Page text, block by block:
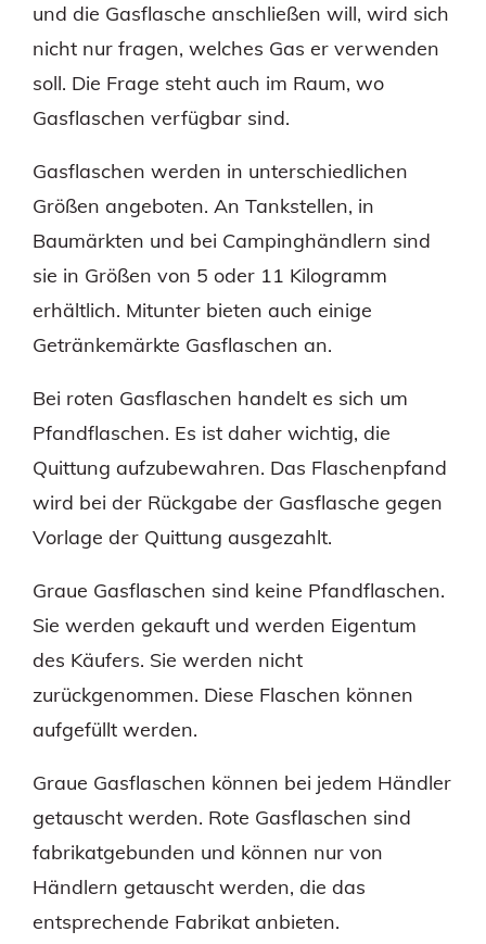
und die Gasflasche anschließen will, wird sich
nicht nur fragen, welches Gas er verwenden
soll. Die Frage steht auch im Raum, wo
Gasflaschen verfügbar sind.
Gasflaschen werden in unterschiedlichen
Größen angeboten. An Tankstellen, in
Baumärkten und bei Campinghändlern sind
sie in Größen von 5 oder 11 Kilogramm
erhältlich. Mitunter bieten auch einige
Getränkemärkte Gasflaschen an.
Bei roten Gasflaschen handelt es sich um
Pfandflaschen. Es ist daher wichtig, die
Quittung aufzubewahren. Das Flaschenpfand
wird bei der Rückgabe der Gasflasche gegen
Vorlage der Quittung ausgezahlt.
Graue Gasflaschen sind keine Pfandflaschen.
Sie werden gekauft und werden Eigentum
des Käufers. Sie werden nicht
zurückgenommen. Diese Flaschen können
aufgefüllt werden.
Graue Gasflaschen können bei jedem Händler
getauscht werden. Rote Gasflaschen sind
fabrikatgebunden und können nur von
Händlern getauscht werden, die das
entsprechende Fabrikat anbieten.